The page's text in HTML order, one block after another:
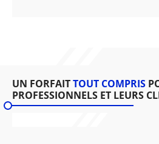
UN FORFAITTOUT COMPRIS
PROFESSIONNELS ET LEURS